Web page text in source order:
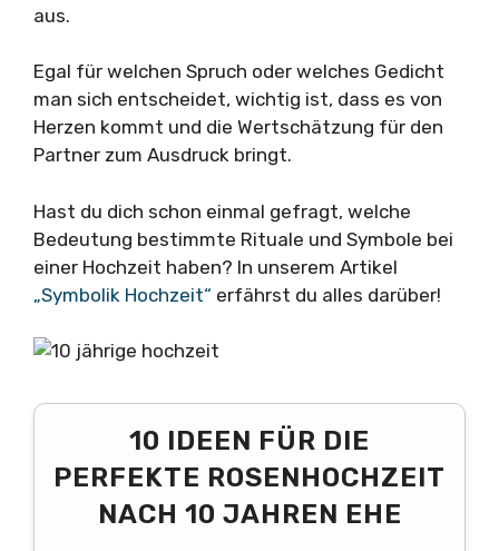
aus.
Egal für welchen Spruch oder welches Gedicht
man sich entscheidet, wichtig ist, dass es von
Herzen kommt und die Wertschätzung für den
Partner zum Ausdruck bringt.
Hast du dich schon einmal gefragt, welche
Bedeutung bestimmte Rituale und Symbole bei
einer Hochzeit haben? In unserem Artikel
„Symbolik Hochzeit“ erfährst du alles darüber!
10 IDEEN FÜR DIE
PERFEKTE ROSENHOCHZEIT
NACH 10 JAHREN EHE